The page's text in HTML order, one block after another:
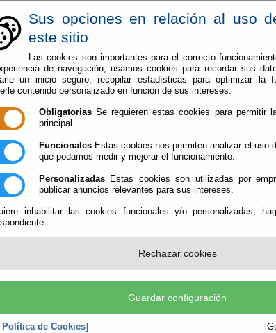
Sus opciones en relación al uso
este sitio
Las cookies son importantes para el correcto
de navegación, usamos cookies para recordar sus
un inicio seguro, recopilar estadísticas para optimizar la
contenido personalizado en función de sus intereses.
Obligatorias Se requieren estas cookies para permitir
principal.
Funcionales Estas cookies nos permiten analizar el uso
que podamos medir y mejorar el funcionamiento.
Personalizadas Estas cookies son utilizadas por
publicar anuncios relevantes para sus intereses.
inhabilitar las cookies funcionales y/o personalizadas,
Rechazar cookies
Guardar configuración
Política de Cookies]
Vive en Berja
un encuentro técnico para afrontar los retos fitosanitarios
en Berja un encuentro técnico para
sobre control biológico en pimiento en Berja el próximo 26
del Perrillo y reunirá a agricultores y técnicos interesados en
al sector.
la formación y la
al agricultor herramientas y